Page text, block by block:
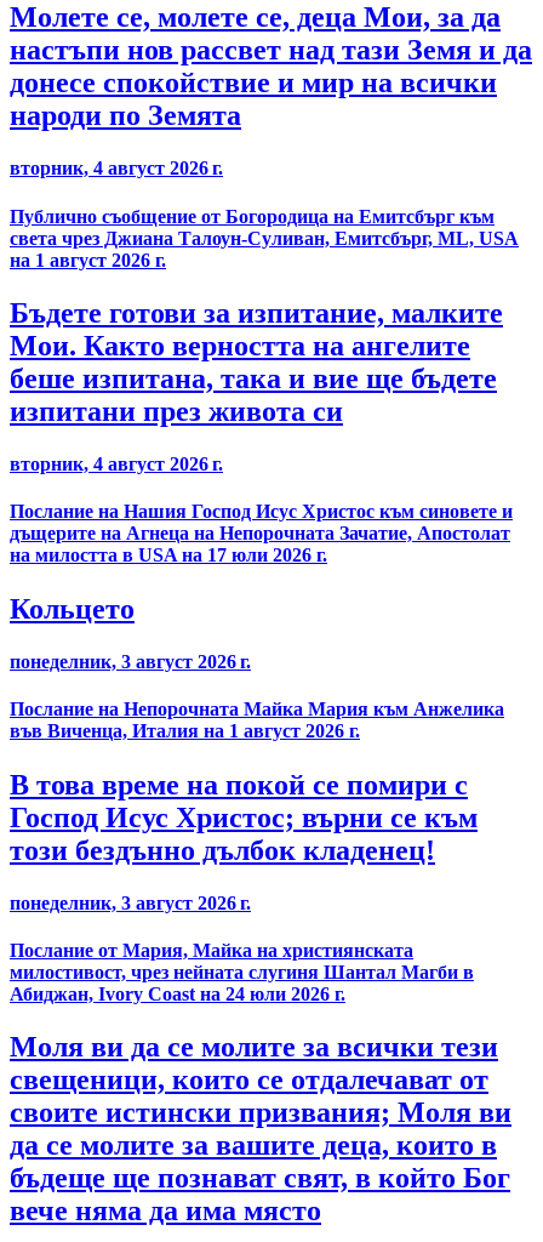
Молете се, молете се, деца Мои, за да
настъпи нов рассвет над тази Земя и да
донесе спокойствие и мир на всички
народи по Земята
вторник, 4 август 2026 г.
Публично съобщение от Богородица на Емитсбърг към
света чрез Джиана Талоун-Суливан, Емитсбърг, ML, USA
на 1 август 2026 г.
Бъдете готови за изпитание, малките
Мои. Както верността на ангелите
беше изпитана, така и вие ще бъдете
изпитани през живота си
вторник, 4 август 2026 г.
Послание на Нашия Господ Исус Христос към синовете и
дъщерите на Агнеца на Непорочната Зачатие, Апостолат
на милостта в USA на 17 юли 2026 г.
Кольцето
понеделник, 3 август 2026 г.
Послание на Непорочната Майка Мария към Анжелика
във Виченца, Италия на 1 август 2026 г.
В това време на покой се помири с
Господ Исус Христос; върни се към
този бездънно дълбок кладенец!
понеделник, 3 август 2026 г.
Послание от Мария, Майка на християнската
милостивост, чрез нейната слугиня Шантал Магби в
Абиджан, Ivory Coast на 24 юли 2026 г.
Моля ви да се молите за всички тези
свещеници, които се отдалечават от
своите истински призвания; Моля ви
да се молите за вашите деца, които в
бъдеще ще познават свят, в който Бог
вече няма да има място